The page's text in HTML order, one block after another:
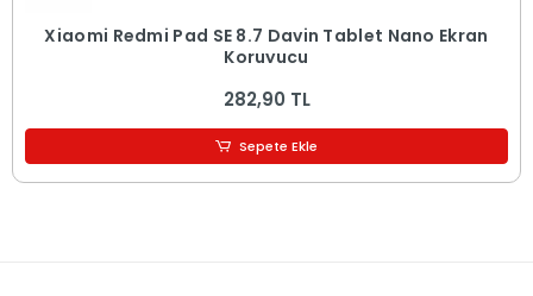
Xiaomi Redmi Pad SE 8.7 Davin Tablet Nano Ekran
Koruyucu
282,90 TL
Sepete Ekle